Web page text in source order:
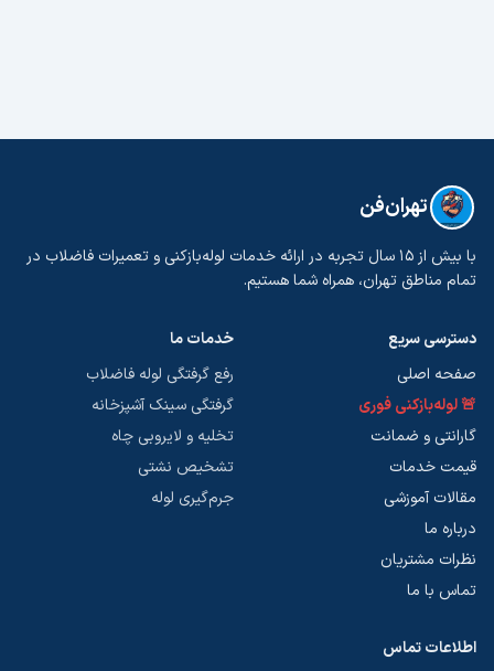
تهران‌فن
با بیش از ۱۵ سال تجربه در ارائه خدمات لوله‌بازکنی و تعمیرات فاضلاب در
تمام مناطق تهران، همراه شما هستیم.
دسترسی سریع
صفحه اصلی
🚨 لوله‌بازکنی فوری
گارانتی و ضمانت
قیمت خدمات
مقالات آموزشی
درباره ما
نظرات مشتریان
تماس با ما
خدمات ما
رفع گرفتگی لوله فاضلاب
گرفتگی سینک آشپزخانه
تخلیه و لایروبی چاه
تشخیص نشتی
جرم‌گیری لوله
اطلاعات تماس